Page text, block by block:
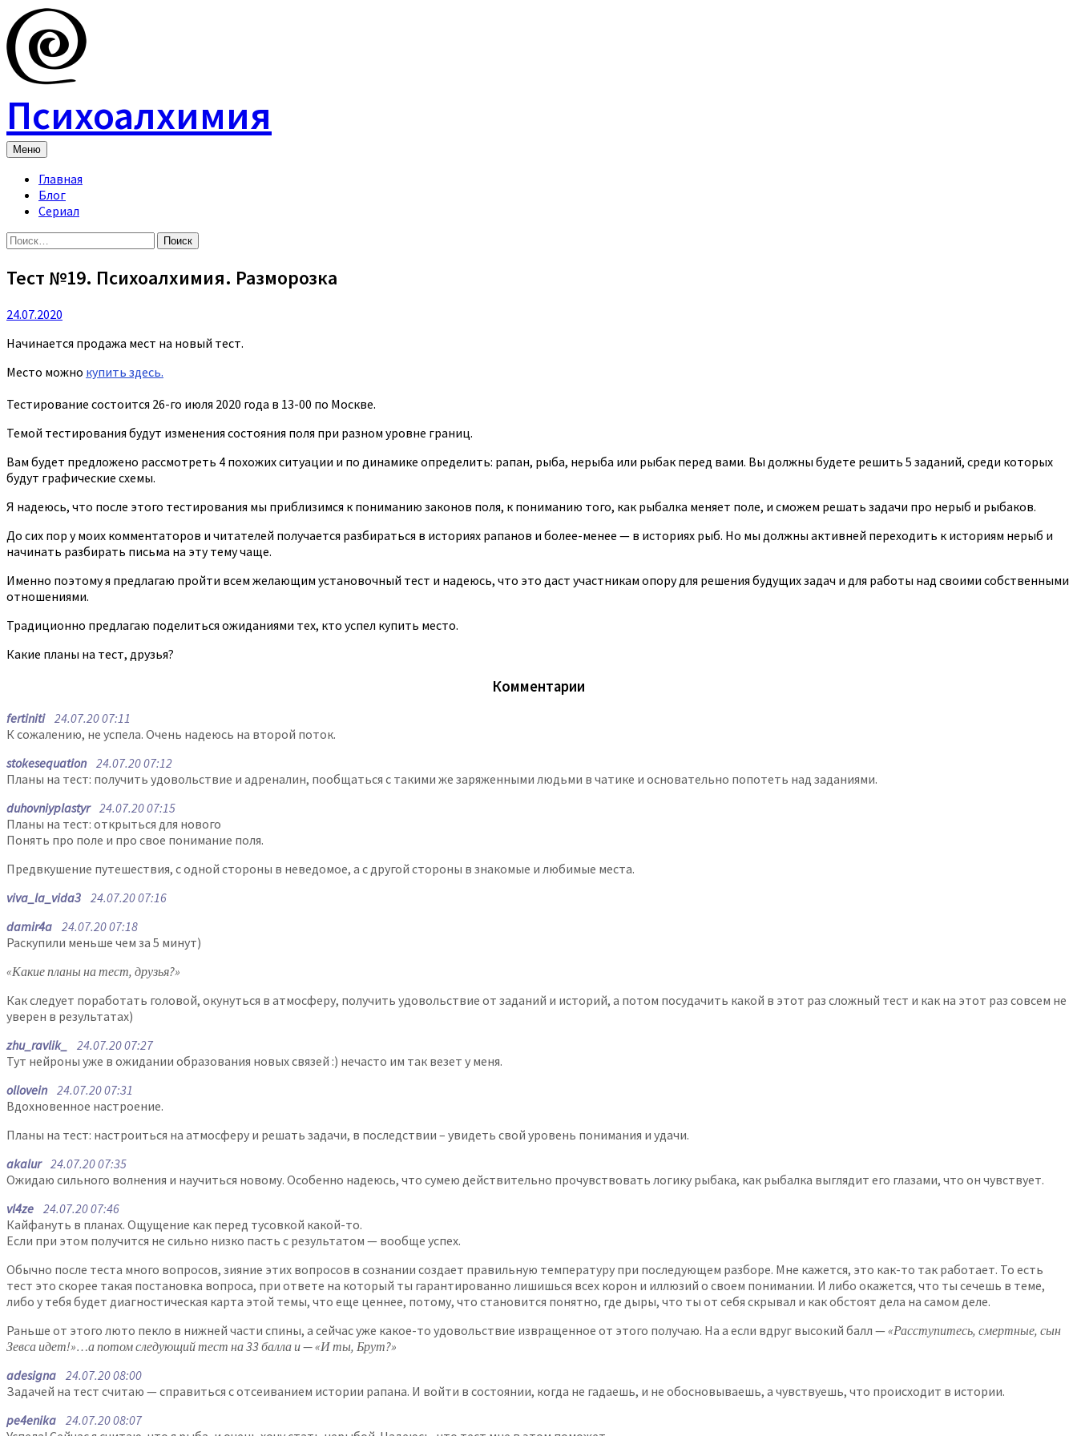
Skip
to
content
Психоалхимия
Меню
Главная
Блог
Сериал
Найти:
Тест №19. Психоалхимия. Разморозка
24.07.2020
Начинается продажа мест на новый тест.
Место можно купить здесь.
Тестирование состоится 26-го июля 2020 года в 13-00 по Москве.
Темой тестирования будут изменения состояния поля при разном уровне границ.
Вам будет предложено рассмотреть 4 похожих ситуации и по динамике определить: рапан, рыба, нерыба или рыбак перед вами. Вы должны будете решить 5 заданий, среди которых
будут графические схемы.
Я надеюсь, что после этого тестирования мы приблизимся к пониманию законов поля, к пониманию того, как рыбалка меняет поле, и сможем решать задачи про нерыб и рыбаков.
До сих пор у моих комментаторов и читателей получается разбираться в историях рапанов и более-менее — в историях рыб. Но мы должны активней переходить к историям нерыб и
начинать разбирать письма на эту тему чаще.
Именно поэтому я предлагаю пройти всем желающим установочный тест и надеюсь, что это даст участникам опору для решения будущих задач и для работы над своими собственными
отношениями.
Традиционно предлагаю поделиться ожиданиями тех, кто успел купить место.
Какие планы на тест, друзья?
Комментарии
fertiniti24.07.20 07:11
К сожалению, не успела. Очень надеюсь на второй поток.
stokesequation24.07.20 07:12
Планы на тест: получить удовольствие и адреналин, пообщаться с такими же заряженными людьми в чатике и основательно попотеть над заданиями.
duhovniyplastyr24.07.20 07:15
Планы на тест: открыться для нового
Понять про поле и про свое понимание поля.
Предвкушение путешествия, с одной стороны в неведомое, а с другой стороны в знакомые и любимые места.
viva_la_vida3 24.07.20 07:16
damir4a 24.07.20 07:18
Раскупили меньше чем за 5 минут)
«Какие планы на тест, друзья?»
Как следует поработать головой, окунуться в атмосферу, получить удовольствие от заданий и историй, а потом посудачить какой в этот раз сложный тест и как на этот раз совсем не
уверен в результатах)
zhu_ravlik_
24.07.20 07:27
Тут нейроны уже в ожидании образования новых связей :) нечасто им так везет у меня.
ollovein24.07.20 07:31
Вдохновенное настроение.
Планы на тест: настроиться на атмосферу и решать задачи, в последствии – увидеть свой уровень понимания и удачи.
akalur24.07.20 07:35
Ожидаю сильного волнения и научиться новому. Особенно надеюсь, что сумею действительно прочувствовать логику рыбака, как рыбалка выглядит его глазами, что он чувствует.
vl4ze 24.07.20 07:46
Кайфануть в планах. Ощущение как перед тусовкой какой-то.
Если при этом получится не сильно низко пасть с результатом — вообще успех.
Обычно после теста много вопросов, зияние этих вопросов в сознании создает правильную температуру при последующем разборе. Мне кажется, это как-то так работает. То есть
тест это скорее такая постановка вопроса, при ответе на который ты гарантированно лишишься всех корон и иллюзий о своем понимании. И либо окажется, что ты сечешь в теме,
либо у тебя будет диагностическая карта этой темы, что еще ценнее, потому, что становится понятно, где дыры, что ты от себя скрывал и как обстоят дела на самом деле.
Раньше от этого люто пекло в нижней части спины, а сейчас уже какое-то удовольствие извращенное от этого получаю. На а если вдруг высокий балл — «Расступитесь, смертные, сын
Зевса идет!»…а потом следующий тест на 33 балла и — «И ты, Брут?»
adesigna 24.07.20 08:00
Задачей на тест считаю — справиться с отсеиванием истории рапана. И войти в состоянии, когда не гадаешь, и не обосновываешь, а чувствуешь, что происходит в истории.
pe4enika 24.07.20 08:07